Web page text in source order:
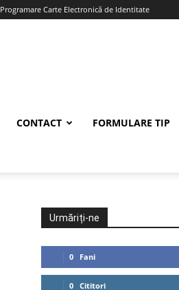
Programare Carte Electronică de Identitate
CONTACT FORMULARE TIP
Urmăriți-ne
0 Fani
0 Cititori